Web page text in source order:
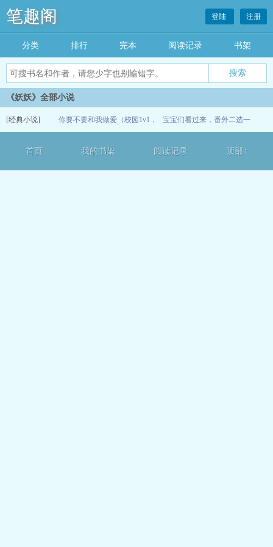
笔趣阁 登陆 注册
分类 排行 完本 阅读记录 书架
《妖妖》全部小说
[经典小说] 你要不要和我做爱（校园1v1， 宝宝们看过来，番外二选一
首页 我的书架 阅读记录 顶部↑